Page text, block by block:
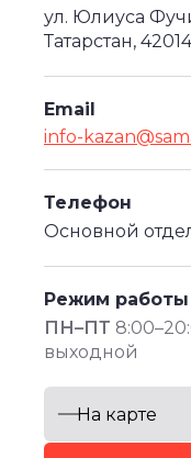
ул. Юлиуса
Татарстан,
Email
info-
Телефон
Основной
Режим работы
ПН–ПТ
выходной
На карте